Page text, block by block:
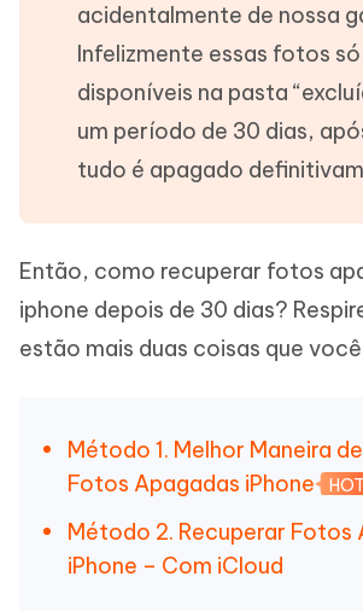
acidentalmente de nossa
Infelizmente essas fotos
disponíveis na pasta
um período de 30 dias,
tudo é apagado
Então, como recuperar fotos
iphone depois de 30 dias?
estão mais duas coisas que
Método 1. Melhor Maneira
Fotos Apagadas iPhone
HOT
Método 2. Recuperar Fotos
iPhone – Com iCloud